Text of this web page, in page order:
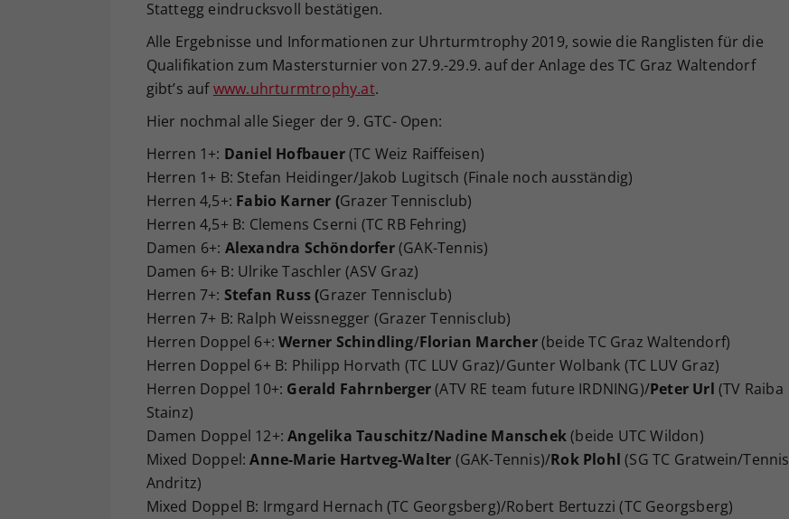
Stattegg eindrucksvoll bestätigen.
Alle Ergebnisse und Informationen zur Uhrturmtrophy 2019, sowie die Ranglisten für die
Qualifikation zum Mastersturnier von 27.9.-29.9. auf der Anlage des TC Graz Waltendorf
gibt’s aufwww.uhrturmtrophy.at.
Hier nochmal alle Sieger der 9. GTC- Open:
Herren 1+: Daniel Hofbauer(TC Weiz Raiffeisen)
Herren 1+ B: Stefan Heidinger/Jakob Lugitsch (Finale noch ausständig)
Herren 4,5+: Fabio Karner (Grazer Tennisclub)
Herren 4,5+ B: Clemens Cserni (TC RB Fehring)
Damen 6+: Alexandra Schöndorfer(GAK-Tennis)
Damen 6+ B: Ulrike Taschler (ASV Graz)
Herren 7+: Stefan Russ (Grazer Tennisclub)
Herren 7+ B: Ralph Weissnegger (Grazer Tennisclub)
Herren Doppel 6+:Werner Schindling/Florian Marcher(beide TC Graz Waltendorf)
Herren Doppel 6+ B: Philipp Horvath (TC LUV Graz)/Gunter Wolbank (TC LUV Graz)
Herren Doppel 10+: Gerald Fahrnberger(ATV RE team future IRDNING)/Peter Url (TV Raiba
Stainz)
Damen Doppel 12+:Angelika Tauschitz/Nadine Manschek(beide UTC Wildon)
Mixed Doppel:Anne-Marie Hartveg-Walter (GAK-Tennis)/Rok Plohl (SG TC Gratwein/Tennis
Andritz)
Mixed Doppel B: Irmgard Hernach (TC Georgsberg)/Robert Bertuzzi (TC Georgsberg)